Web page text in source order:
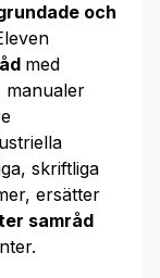
och
med
manualer
skriftliga
ersätter
samråd